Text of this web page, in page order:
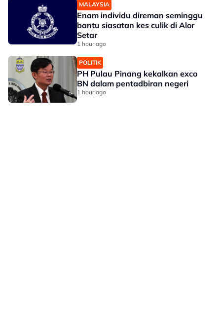
MALAYSIA
Enam individu direman seminggu
bantu siasatan kes culik di Alor
Setar
1 hour ago
POLITIK
PH Pulau Pinang kekalkan exco
BN dalam pentadbiran negeri
1 hour ago